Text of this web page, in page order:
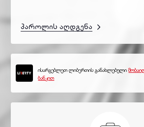
პაროლის აღდგენა
ისარგებლეთ ლიბერთის განახლებული
ბანკით